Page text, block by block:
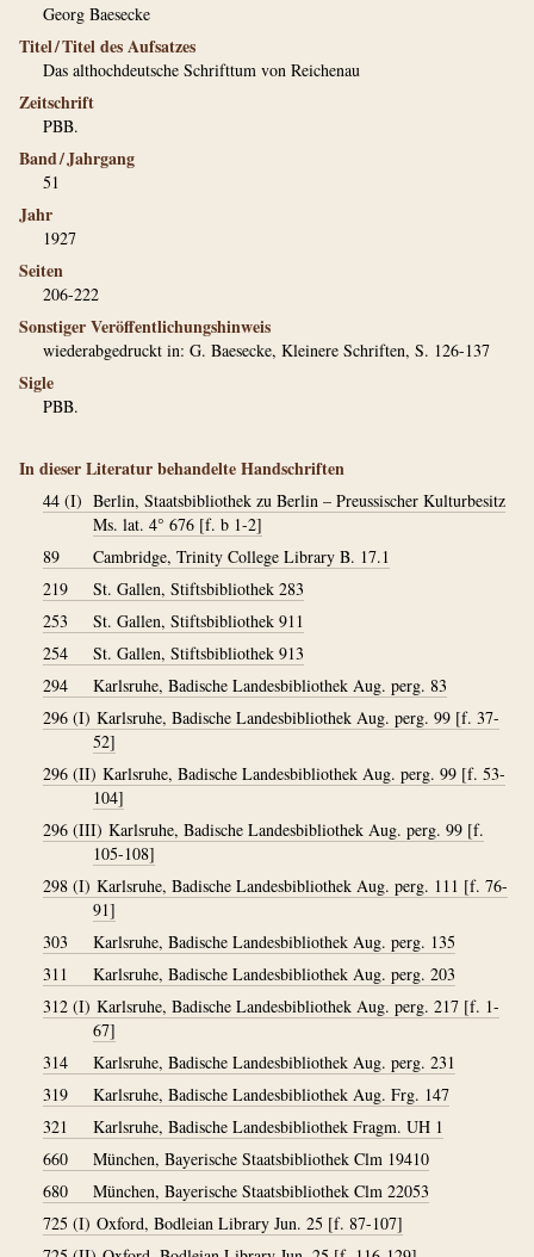
Georg Baesecke
Titel / Titel des Aufsatzes
Das althochdeutsche Schrifttum von Reichenau
Zeitschrift
PBB.
Band / Jahrgang
51
Jahr
1927
Seiten
206-222
Sonstiger Veröffentlichungshinweis
wiederabgedruckt in: G. Baesecke, Kleinere Schriften, S. 126-137
Sigle
PBB.
In dieser Literatur behandelte Handschriften
44 (I) Berlin, Staatsbibliothek zu Berlin – Preussischer Kulturbesitz
Ms. lat. 4° 676 [f. b 1-2]
89
Cambridge, Trinity College Library B. 17.1
219
St. Gallen, Stiftsbibliothek 283
253
St. Gallen, Stiftsbibliothek 911
254
St. Gallen, Stiftsbibliothek 913
294
Karlsruhe, Badische Landesbibliothek Aug. perg. 83
296 (I) Karlsruhe, Badische Landesbibliothek Aug. perg. 99 [f. 37-
52]
296 (II) Karlsruhe, Badische Landesbibliothek Aug. perg. 99 [f. 53-
104]
296 (III) Karlsruhe, Badische Landesbibliothek Aug. perg. 99 [f.
105-108]
298 (I) Karlsruhe, Badische Landesbibliothek Aug. perg. 111 [f. 76-
91]
303
Karlsruhe, Badische Landesbibliothek Aug. perg. 135
311
Karlsruhe, Badische Landesbibliothek Aug. perg. 203
312 (I) Karlsruhe, Badische Landesbibliothek Aug. perg. 217 [f. 1-
67]
314
Karlsruhe, Badische Landesbibliothek Aug. perg. 231
319
Karlsruhe, Badische Landesbibliothek Aug. Frg. 147
321
Karlsruhe, Badische Landesbibliothek Fragm. UH 1
660
München, Bayerische Staatsbibliothek Clm 19410
680
München, Bayerische Staatsbibliothek Clm 22053
725 (I) Oxford, Bodleian Library Jun. 25 [f. 87-107]